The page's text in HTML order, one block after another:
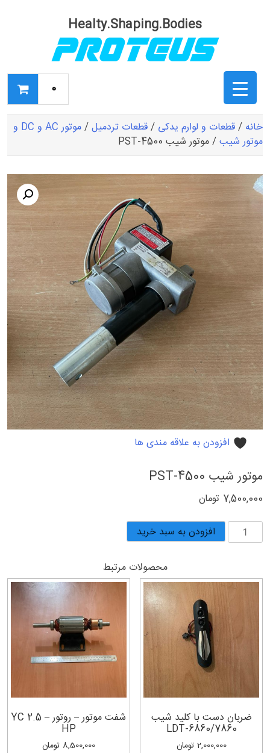
Healty.Shaping.Bodies
0
خانه /قطعات و لوارم یدکی /قطعات تردمیل/
موتور AC و DC و
موتور شیب/ موتور شیب PST-4500
افزودن به علاقه مندی ها
موتور شیب PST-4500
7,500,000 تومان
موتور
شیب
عدد
افزودن به سبد خرید
محصولات مرتبط
ضربان دست با کلید شیب
LDT-6860/7860
2,000,000 تومان
شفت موتور – روتور – YC 2.5
HP
8,500,000 تومان